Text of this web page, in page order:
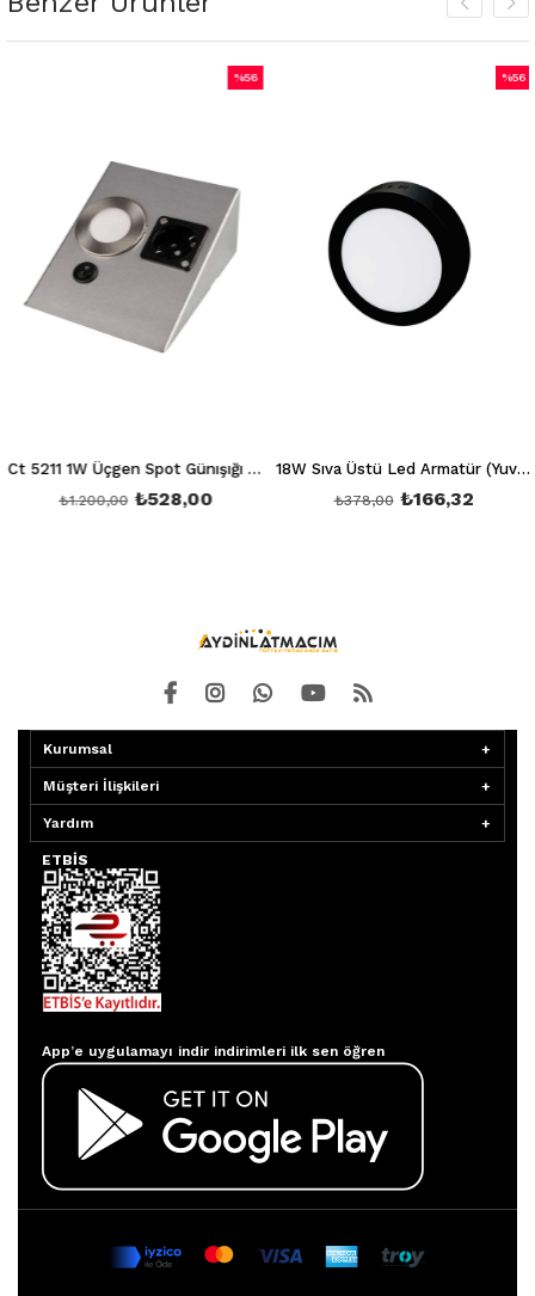
Ct 5211 1W Üçgen Spot Günışığı 3200K (Ledli+Prizli)
₺528,00
₺1.200,00
%56
18W Sıva Üstü Led Armatür (Yuvarlak) (Beyaz) 6400K Siyah Kasa Ct 5235 Siyah Kasa
₺166,32
₺378,00
%56
Kurumsal
Müşteri İlişkileri
Yardım
ETBİS
App’e uygulamayı indir indirimleri ilk sen öğren